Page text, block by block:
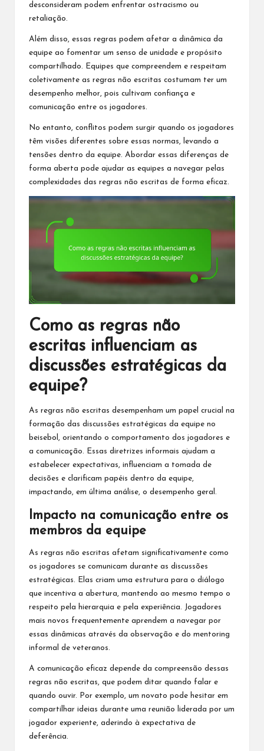
desconsideram podem enfrentar ostracismo ou
retaliação.
Além disso, essas regras podem afetar a dinâmica da
equipe ao fomentar um senso de unidade e propósito
compartilhado. Equipes que compreendem e respeitam
coletivamente as regras não escritas costumam ter um
desempenho melhor, pois cultivam confiança e
comunicação entre os jogadores.
No entanto, conflitos podem surgir quando os jogadores
têm visões diferentes sobre essas normas, levando a
tensões dentro da equipe. Abordar essas diferenças de
forma aberta pode ajudar as equipes a navegar pelas
complexidades das regras não escritas de forma eficaz.
Como as regras não
escritas influenciam as
discussões estratégicas da
equipe?
As regras não escritas desempenham um papel crucial na
formação das discussões estratégicas da equipe no
beisebol, orientando o comportamento dos jogadores e
a comunicação. Essas diretrizes informais ajudam a
estabelecer expectativas, influenciam a tomada de
decisões e clarificam papéis dentro da equipe,
impactando, em última análise, o desempenho geral.
Impacto na comunicação entre os
membros da equipe
As regras não escritas afetam significativamente como
os jogadores se comunicam durante as discussões
estratégicas. Elas criam uma estrutura para o diálogo
que incentiva a abertura, mantendo ao mesmo tempo o
respeito pela hierarquia e pela experiência. Jogadores
mais novos frequentemente aprendem a navegar por
essas dinâmicas através da observação e do mentoring
informal de veteranos.
A comunicação eficaz depende da compreensão dessas
regras não escritas, que podem ditar quando falar e
quando ouvir. Por exemplo, um novato pode hesitar em
compartilhar ideias durante uma reunião liderada por um
jogador experiente, aderindo à expectativa de
deferência.